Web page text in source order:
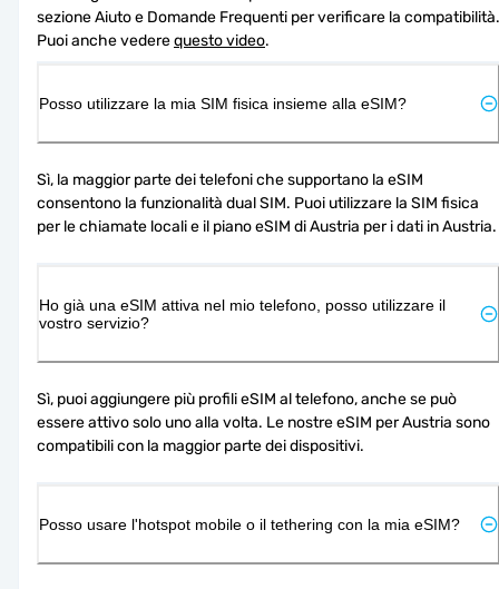
sezione Aiuto e Domande Frequenti per verificare la compatibilità.
Puoi anche vedere questo video.
Posso utilizzare la mia SIM fisica insieme alla eSIM?
Sì, la maggior parte dei telefoni che supportano la eSIM
consentono la funzionalità dual SIM. Puoi utilizzare la SIM fisica
per le chiamate locali e il piano eSIM di Austria per i dati in Austria.
Ho già una eSIM attiva nel mio telefono, posso utilizzare il
vostro servizio?
Sì, puoi aggiungere più profili eSIM al telefono, anche se può
essere attivo solo uno alla volta. Le nostre eSIM per Austria sono
compatibili con la maggior parte dei dispositivi.
Posso usare l'hotspot mobile o il tethering con la mia eSIM?